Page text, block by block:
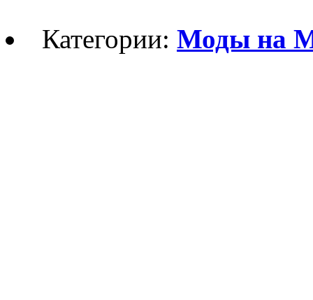
Категории:Моды на